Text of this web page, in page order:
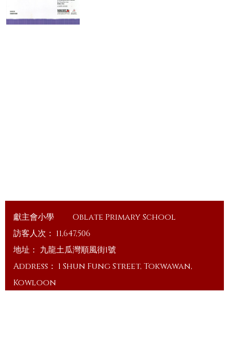
獻主會小學
Oblate Primary School
訪客人次： 11,647,506
地址： 九龍土瓜灣順風街1號
Address： 1 Shun Fung Street, Tokwawan,
Kowloon